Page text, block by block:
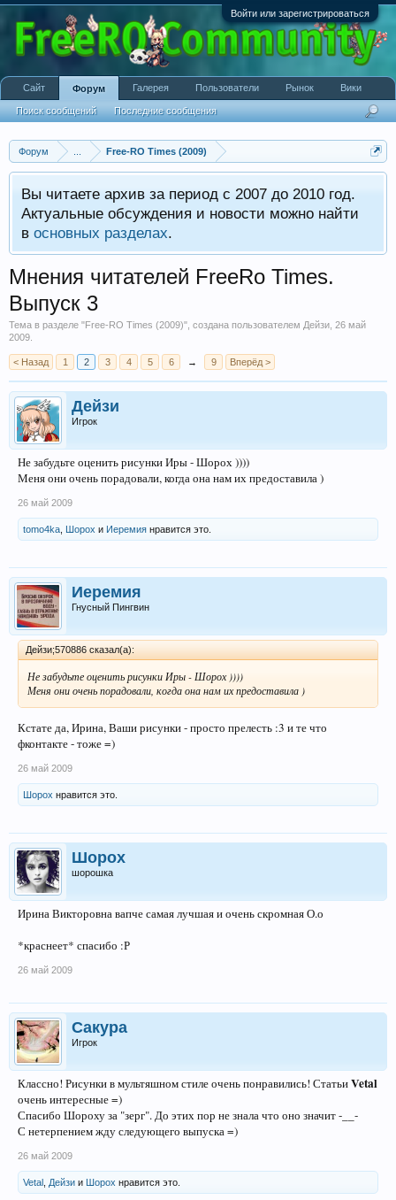
Войти или зарегистрироваться
Форум Free-RO Times (2009)
Вы читаете архив за период с 2007 до 2010 год.
Актуальные обсуждения и новости можно найти
в основных разделах.
Мнения читателей FreeRo Times.
Выпуск 3
Тема в разделе "Free-RO Times (2009)", создана пользователем Дейзи 26 май
2009
< Назад 1 2 3 4 5 6 → 9 Вперёд >
Дейзи
Игрок
Не забудьте оценить рисунки Иры - Шорох ))))
Меня они очень порадовали, когда она нам их предоставила )
26 май 2009
tomo4ka Шорох и Иеремия нравится это.
Иеремия
Гнусный Пингвин
Дейзи;570886 сказал(а):
Не забудьте оценить рисунки Иры - Шорох ))))
Меня они очень порадовали, когда она нам их предоставила )
Кстате да, Ирина, Ваши рисунки - просто прелесть :3 и те что
фконтакте - тоже =)
26 май 2009
Шорох нравится это.
Шорох
шорошка
Ирина Викторовна вапче самая лучшая и очень скромная О.о
*краснеет* спасибо :Р
26 май 2009
Сакура
Игрок
Классно! Рисунки в мультяшном стиле очень понравились! СтатьиVetal
очень интересные =)
Спасибо Шороху за "зерг". До этих пор не знала что оно значит -__-
С нетерпением жду следующего выпуска =)
26 май 2009
Vetal Дейзи и Шорох нравится это.
Сайт Форум
Поиск сообщений Последние сообщения
Галерея Пользователи Рынок Вики